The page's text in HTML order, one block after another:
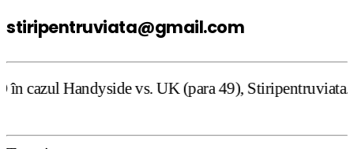
stiripentruviata@gmail.com
vs. UK (para 49), Stiripentruviata.ro